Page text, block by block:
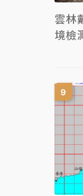
雲林
境檢